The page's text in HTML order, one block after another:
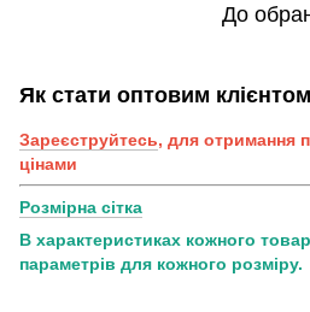
До
Як стати оптовим
Зареєструйтесь, для отримання
цінами
Розмірна сітка
В характеристиках кожного
параметрів для кожного розміру.